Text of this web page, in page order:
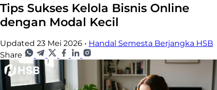
Tips Sukses Kelola Bisnis Online
dengan Modal Kecil
Updated 23 Mei 2026 • Handal Semesta Berjangka HSB
Share